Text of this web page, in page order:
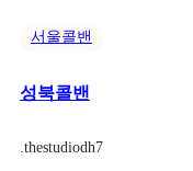
서울콜밴
성북콜밴
.thestudiodh7